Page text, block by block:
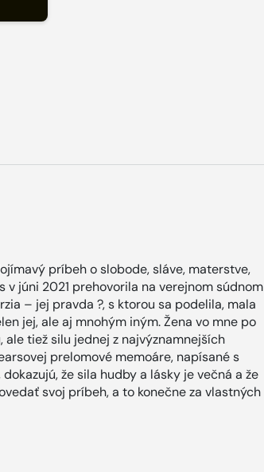
príbeh o slobode, sláve, materstve,
v júni 2021 prehovorila na verejnom súdnom
– jej pravda ?, s ktorou sa podelila, mala
jej, ale aj mnohým iným. Žena vo mne po
tiež silu jednej z najvýznamnejších
prelomové memoáre, napísané s
že sila hudby a lásky je večná a že
svoj príbeh, a to konečne za vlastných